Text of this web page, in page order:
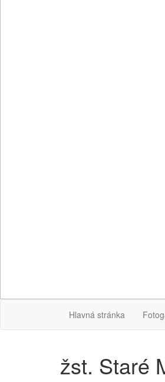
Hlavná stránka
žst. Staré